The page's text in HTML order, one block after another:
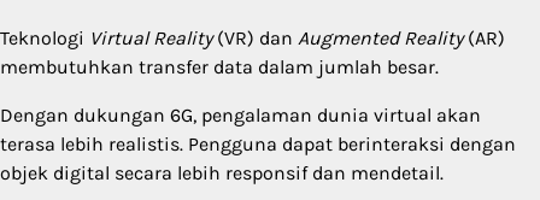
Teknologi Virtual Reality(VR) dan Augmented Reality(AR)
membutuhkan transfer data dalam jumlah besar.
Dengan dukungan 6G, pengalaman dunia virtual akan
terasa lebih realistis. Pengguna dapat berinteraksi dengan
objek digital secara lebih responsif dan mendetail.